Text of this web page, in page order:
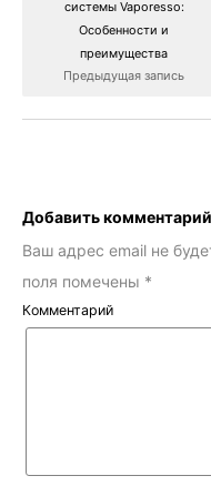
системы Vaporesso:
Особенности и
преимущества
Предыдущая запись
Добавить комментарий
Ваш адрес email не
поля помечены *
Комментарий